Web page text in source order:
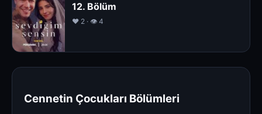
12. Bölüm
❤️ 2 · 👁 4
Cennetin Çocukları Bölümleri